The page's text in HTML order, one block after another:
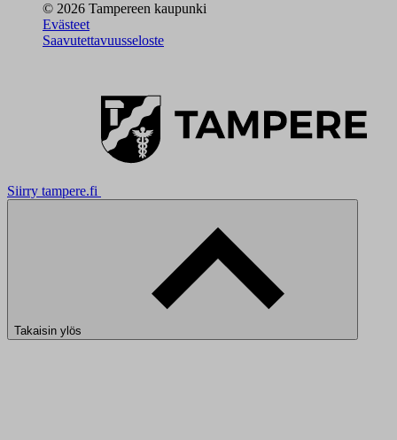
© 2026 Tampereen kaupunki
Evästeet
Saavutettavuusseloste
Siirry tampere.fi
Takaisin ylös